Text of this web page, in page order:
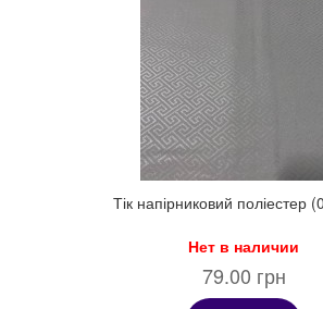
Тік напірниковий поліестер
Нет в наличии
79.00 грн